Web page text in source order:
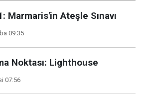
Marmaris'in Ateşle Sınavı
09:35
Noktası: Lighthouse
07:56